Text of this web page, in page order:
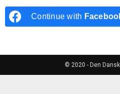
Continue with
© 2020 - Den